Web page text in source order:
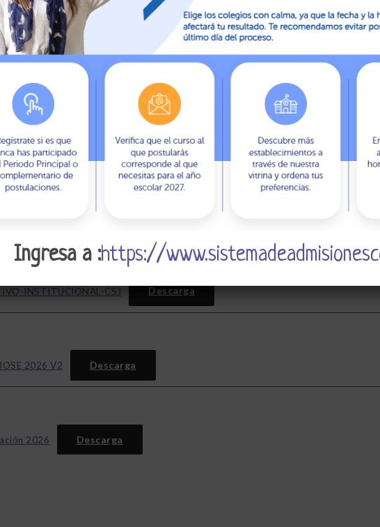
Home Colegio Documentos
FEPE
INSTITUCIONAL-CSJ Descarga
2026 V2 Descarga
2026 Descarga
Ingresa a :https://